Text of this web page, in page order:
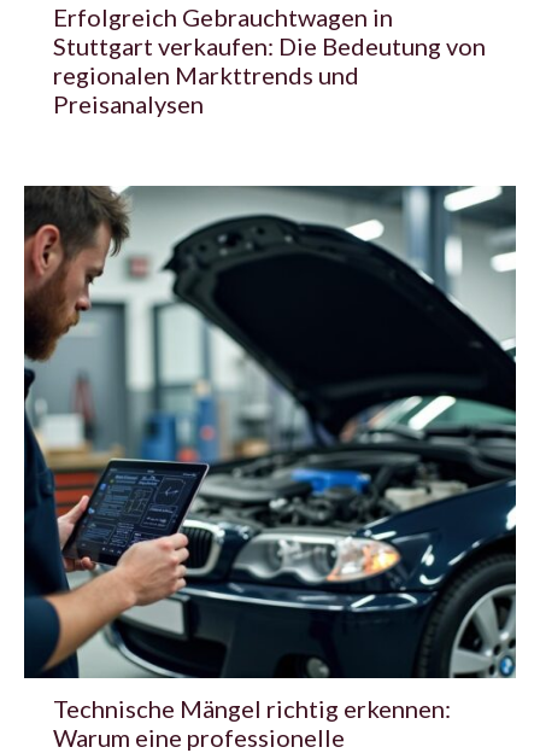
Erfolgreich Gebrauchtwagen in
Stuttgart verkaufen: Die Bedeutung von
regionalen Markttrends und
Preisanalysen
Technische Mängel richtig erkennen:
Warum eine professionelle